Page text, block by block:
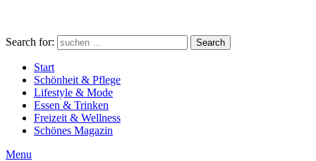
Search for: Search
Start
Schönheit & Pflege
Lifestyle & Mode
Essen & Trinken
Freizeit & Wellness
Schönes Magazin
Menu